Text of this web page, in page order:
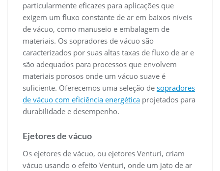
particularmente eficazes para aplicações que
exigem um fluxo constante de ar em baixos níveis
de vácuo, como manuseio e embalagem de
materiais. Os sopradores de vácuo são
caracterizados por suas altas taxas de fluxo de ar e
são adequados para processos que envolvem
materiais porosos onde um vácuo suave é
suficiente. Oferecemos uma seleção de sopradores
de vácuo com eficiência energética projetados para
durabilidade e desempenho.
Ejetores de vácuo
Os ejetores de vácuo, ou ejetores Venturi, criam
vácuo usando o efeito Venturi, onde um jato de ar